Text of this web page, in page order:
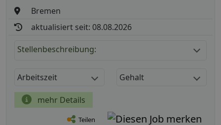
Bremen
aktualisiert seit: 08.08.2026
Stellenbeschreibung:
Arbeitszeit Gehalt
mehr Details
Teilen